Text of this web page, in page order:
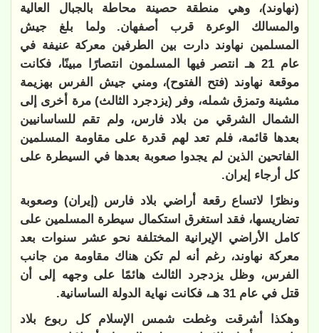
(نهاوند)، وهي منطقة حصينة محاطة بالجبال العالية
والمسالك الوعرة قرب أصفهان. ولما بلغ جيش
المسلمين نهاوند دارت بين الطرفين معركة عنيفة في
عام 21 هـ انتصر فيها المسلمون انتصارًا مبينًا، فكانت
موقعة نهاوند (فتح الفتوح)، ومني جيش الفرس بهزيمة
مشينة وتمزق شمله، وفر (يزدجرد الثالث) مرة أخرى إلى
الشمال الشرقي من بلاد فارس، ولم تقم للساسانيين
بعدها قائمة، فلم تعد لهم قدرة على مقاومة المسلمين
الفاتحين الذين لم يجدوا صعوبة بعدها في السيطرة على
كل أرجاء إيران.
ونظرًا لاتساع رقعة أراضي بلاد فارس (إيران) وصعوبة
تضاريسها، فقد استغرق استكمال سيطرة المسلمين على
كامل الأراضي الإيرانية المختلفة نحو عشر سنوات بعد
معركة نهاوند، رغم أنه لم تكن هناك مقاومة من جانب
الفرس، وظل يزدجرد الثالث هائمًا على وجهه إلى أن
قتل في عام 31 هـ، فكانت نهاية الدولة الساسانية.
وهكذا أشرقت وغطت شمس الإسلام كل ربوع بلاد